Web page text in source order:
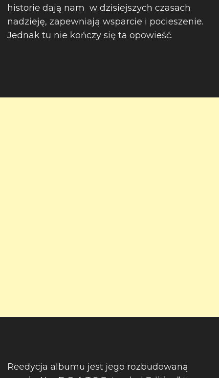
historie dają nam w dzisiejszych czasach
nadzieję, zapewniają wsparcie i pocieszenie.
Jednak tu nie kończy się ta opowieść.
Reedycja albumu jest jego rozbudowaną